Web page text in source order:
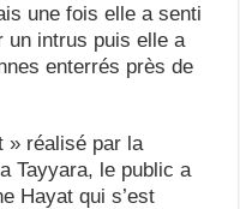
une fois elle a senti
un intrus puis elle a
enterrés près de
» réalisé par la
Tayyara, le public a
Hayat qui s’est